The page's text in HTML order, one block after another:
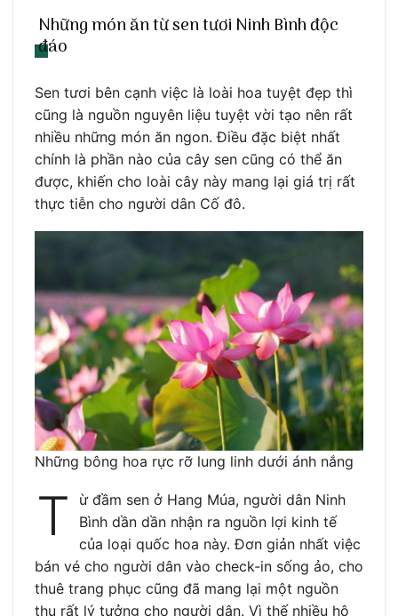
Những món ăn từ sen tươi Ninh Bình độc
đáo
Sen tươi bên cạnh việc là loài hoa tuyệt đẹp thì
cũng là nguồn nguyên liệu tuyệt vời tạo nên rất
nhiều những món ăn ngon. Điều đặc biệt nhất
chính là phần nào của cây sen cũng có thể ăn
được, khiến cho loài cây này mang lại giá trị rất
thực tiễn cho người dân Cố đô.
Những bông hoa rực rỡ lung linh dưới ánh nắng
T
ừ đầm sen ở Hang Múa, người dân Ninh
Bình dần dần nhận ra nguồn lợi kinh tế
của loại quốc hoa này. Đơn giản nhất việc
bán vé cho người dân vào check-in sống ảo, cho
thuê trang phục cũng đã mang lại một nguồn
thu rất lý tưởng cho người dân. Vì thế nhiều hộ